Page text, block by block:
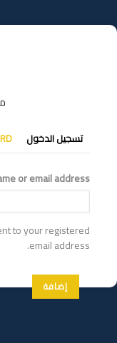
إلى
المحتوى
التبويبات
الأساسية
تسجيل الدخول
or email address
to your registered
email address.